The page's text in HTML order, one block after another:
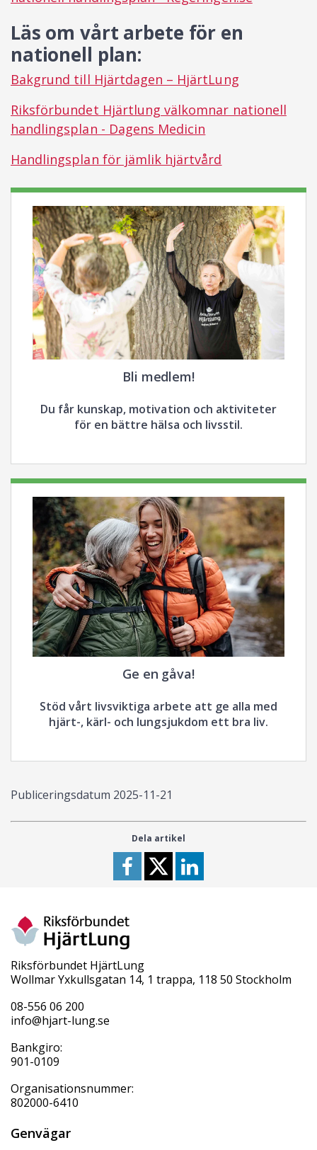
Läs om vårt arbete för en
nationell plan:
Bakgrund till Hjärtdagen – HjärtLung
Riksförbundet Hjärtlung välkomnar nationell
handlingsplan - Dagens Medicin
Handlingsplan för jämlik hjärtvård
Bli medlem!
Du får kunskap, motivation och aktiviteter
för en bättre hälsa och livsstil.
Ge en gåva!
Stöd vårt livsviktiga arbete att ge alla med
hjärt-, kärl- och lungsjukdom ett bra liv.
Publiceringsdatum 2025-11-21
Dela artikel
Riksförbundet HjärtLung
Wollmar Yxkullsgatan 14, 1 trappa, 118 50 Stockholm
08-556 06 200
info@hjart-lung.se
Bankgiro:
901-0109
Organisationsnummer:
802000-6410
Genvägar